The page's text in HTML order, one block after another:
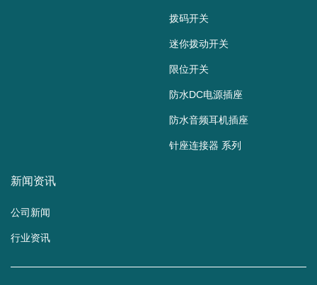
拨码开关
迷你拨动开关
限位开关
防水DC电源插座
防水音频耳机插座
针座连接器 系列
新闻资讯
公司新闻
行业资讯